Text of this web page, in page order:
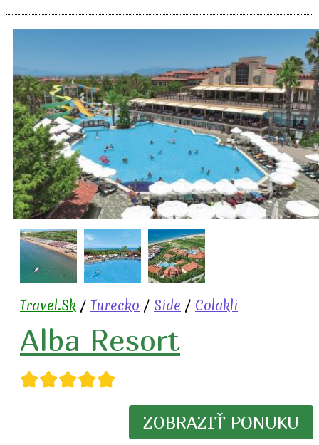
Travel.Sk / Turecko / Side / Colakli
Alba Resort
★★★★★
ZOBRAZIŤ PONUKU